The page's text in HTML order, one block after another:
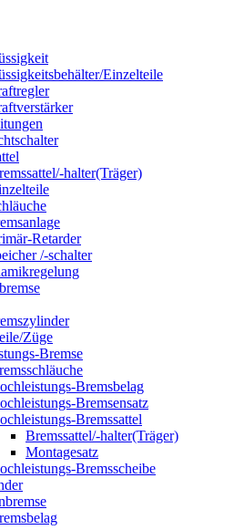
Einzelteile
halter(Träger)
Retarder
/-schalter
Züge
Bremse
Bremsbelag
Bremsensatz
Bremssattel
Bremssattel/-halter(Träger)
Montagesatz
Bremsscheibe